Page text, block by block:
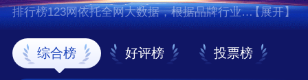
排行榜123网依托全网大数据，根据品牌行业评
级、口碑、销量等12项指标依据，评选出了收
据本十大品牌排行榜，前十名分别是得
力/DELI、晨光/M&G、广博/GuangBo、惠
【展开】
综合榜 好评榜 投票榜